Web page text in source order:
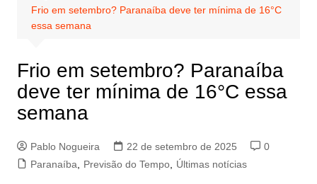
Frio em setembro? Paranaíba deve ter mínima de 16°C
essa semana
Frio em setembro? Paranaíba
deve ter mínima de 16°C essa
semana
Pablo Nogueira 22 de setembro de 2025
0
Paranaíba
Previsão do Tempo, Últimas notícias